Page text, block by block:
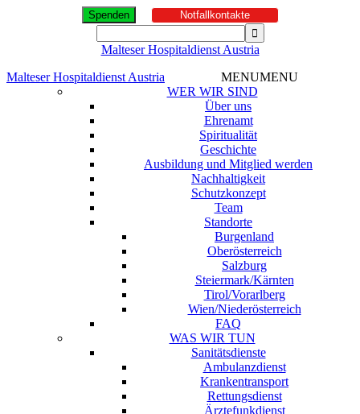
Spenden Notfallkontakte
Malteser Hospitaldienst Austria
Malteser Hospitaldienst Austria
MENUMENU
WER WIR SIND
Über uns
Ehrenamt
Spiritualität
Geschichte
Ausbildung und Mitglied werden
Nachhaltigkeit
Schutzkonzept
Team
Standorte
Burgenland
Oberösterreich
Salzburg
Steiermark/Kärnten
Tirol/Vorarlberg
Wien/Niederösterreich
FAQ
WAS WIR TUN
Sanitätsdienste
Ambulanzdienst
Krankentransport
Rettungsdienst
Ärztefunkdienst